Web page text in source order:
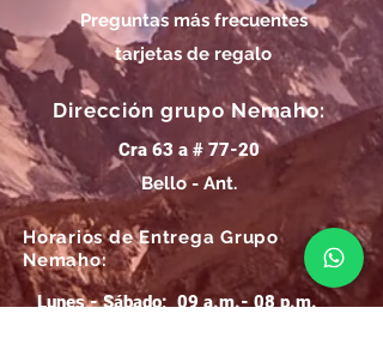
Preguntas más frecuentes
tarjetas de regalo
Dirección grupo Nemaho:
Cra 63 a # 77-20
Bello - Ant.
Horarios de Entrega Grupo
Nemaho:
Lunes - Sábado: 09 a.m.- 08 p.m.